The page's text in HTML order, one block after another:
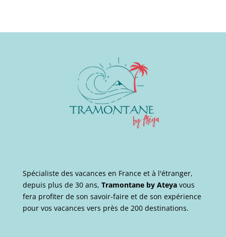
Spécialiste des vacances en France et à l'étranger,
depuis plus de 30 ans, Tramontane by Ateya vous
fera profiter de son savoir-faire et de son expérience
pour vos vacances vers près de 200 destinations.